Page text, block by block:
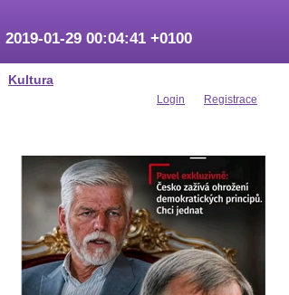
Kultura
2019-01-29 00:04:41 +0100
Login Registrace